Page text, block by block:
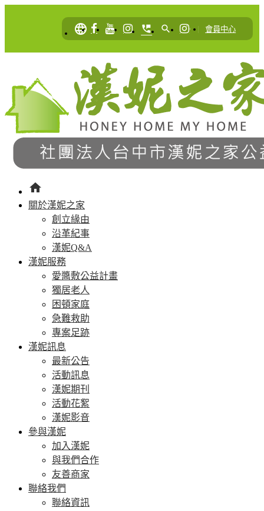
language perm_phone_msg search | 會員中心
home
關於漢妮之家
創立緣由
沿革紀事
漢妮Q&A
漢妮服務
愛醬敷公益計畫
獨居老人
困頓家庭
急難救助
專案足跡
漢妮訊息
最新公告
活動訊息
漢妮期刊
活動花絮
漢妮影音
參與漢妮
加入漢妮
與我們合作
友善商家
聯絡我們
聯絡資訊